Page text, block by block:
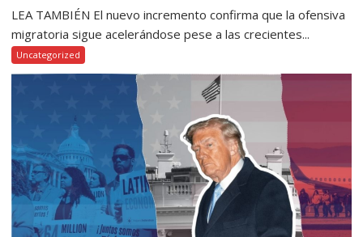
LEA TAMBIÉN El nuevo incremento confirma que la ofensiva
migratoria sigue acelerándose pese a las crecientes...
Uncategorized